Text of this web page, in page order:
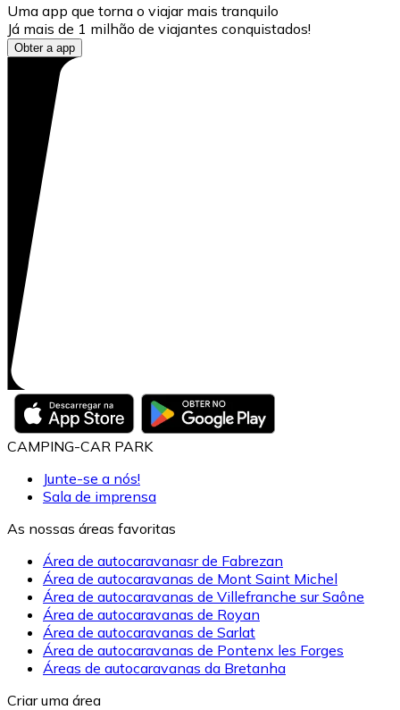
Uma app que torna o viajar mais tranquilo
Já mais de 1 milhão de viajantes conquistados!
Obter a app
CAMPING-CAR PARK
Junte-se a nós!
Sala de imprensa
As nossas áreas favoritas
Área de autocaravanasr de Fabrezan
Área de autocaravanas de Mont Saint Michel
Área de autocaravanas de Villefranche sur Saône
Área de autocaravanas de Royan
Área de autocaravanas de Sarlat
Área de autocaravanas de Pontenx les Forges
Áreas de autocaravanas da Bretanha
Criar uma área